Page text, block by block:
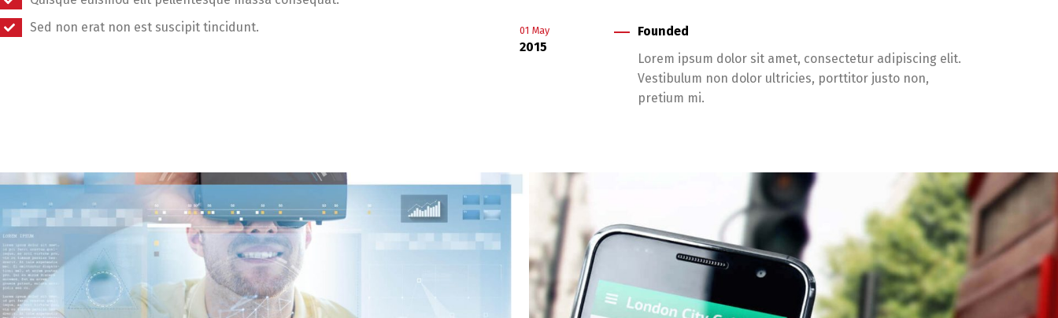
Sed non erat non est suscipit tincidunt.
01 May
2015
Founded
Lorem ipsum dolor sit amet, consectetur adipiscing elit.
Vestibulum non dolor ultricies, porttitor justo non,
pretium mi.